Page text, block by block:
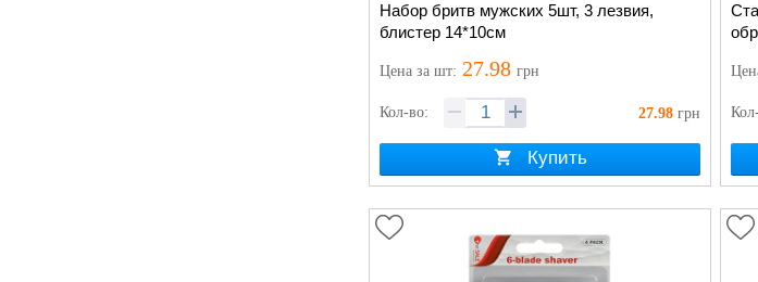
Набор бритв мужских 5шт, 3 лезвия,
блистер 14*10см
Цена за шт: 27.98 грн
Кол-во: 27.98 грн
Купить